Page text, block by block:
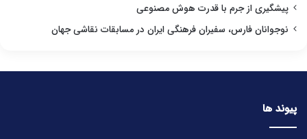
پیشگیری از جرم با قدرت هوش مصنوعی
نوجوانان فارس، سفیران فرهنگی ایران در مسابقات نقاشی جهان
پیوند ها